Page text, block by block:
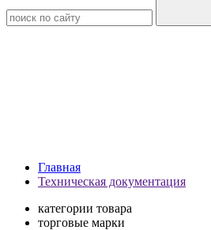
Главная
Техническая документация
категории товара
торговые марки